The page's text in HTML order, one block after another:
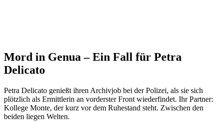
Mord in Genua – Ein Fall für Petra
Delicato
Petra Delicato genießt ihren Archivjob bei der Polizei, als sie sich
plötzlich als Ermittlerin an vorderster Front wiederfindet. Ihr Partner:
Kollege Monte, der kurz vor dem Ruhestand steht. Zwischen den
beiden liegen Welten.